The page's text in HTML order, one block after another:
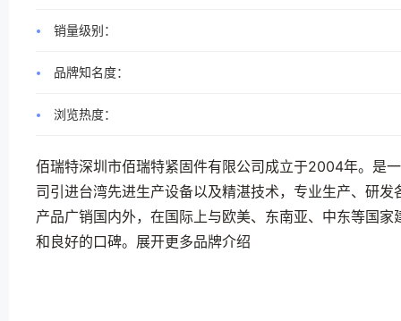
销量级别：
品牌知名度：
浏览热度：
佰瑞特深圳市佰瑞特紧固件有限公司成立于2004年。是
司引进台湾先进生产设备以及精湛技术，专业生产、研
产品广销国内外，在国际上与欧美、东南亚、中东等国
和良好的口碑。展开更多品牌介绍